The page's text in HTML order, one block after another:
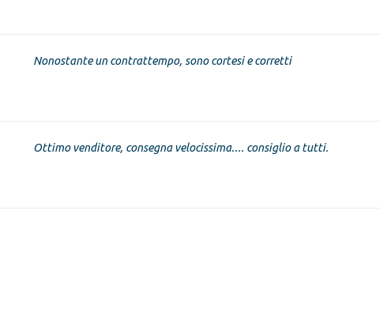
Nonostante un contrattempo, sono cortesi e corretti
Ottimo venditore, consegna velocissima.... consiglio a tutti.